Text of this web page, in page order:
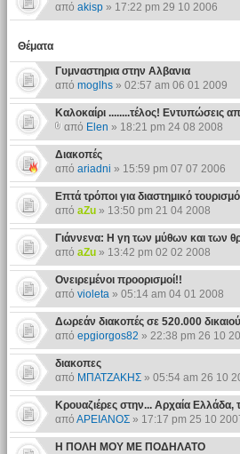
από akisp» 17:22 pm 29 10 2006
Θέματα
Γυμναστηρια στην Αλβανια
από moglhs» 02:57 am 06 01 2009
Καλοκαίρι ........τέλος! Εντυπώσεις
από Elen » 18:21 pm 24 08 2008
Διακοπές
από ariadni » 15:59 pm 07 07 2006
Επτά τρόποι για διαστημικό
από aZu» 13:50 pm 21 04 2008
Γιάννενα: H γη των μύθων και των
από aZu» 13:42 pm 02 02 2008
Ονειρεμένοι προορισμοί!!
από violeta» 05:14 am 04 01 2008
Δωρεάν διακοπές σε 520.000
από epgiorgos82 » 22:38 pm 26 10
διακοπες
από ΜΠΑΤΖΑΚΗΣ» 05:54 am 26 10
Κρουαζιέρες στην... Αρχαία Ελλάδα,
από ΑΡΕΙΑΝΟΣ» 17:17 pm 25 10
Η ΠΟΛΗ ΜΟΥ ΜΕ ΠΟΔΗΛΑΤΟ